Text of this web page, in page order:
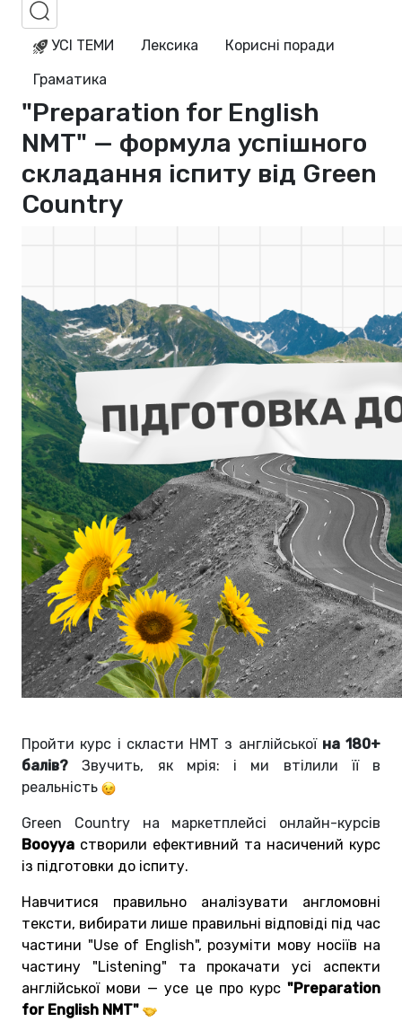
УСІ ТЕМИ Лексика
Корисні поради
Граматика
"Preparation for English
NMT" — формула успішного
складання іспиту від Green
Country
Пройти курс і скласти НМТ з англійської на 180+
балів?Звучить, як мрія: і ми втілили її в
реальність
Green Country на маркетплейсі онлайн-курсів
Booyya створили ефективний та насичений курс
із підготовки до іспиту.
Навчитися правильно аналізувати англомовні
тексти, вибирати лише правильні відповіді під час
частини "Use of English", розуміти мову носіїв на
частину "Listening" та прокачати усі аспекти
англійської мови — усе це про курс"Preparation
for English NMT"